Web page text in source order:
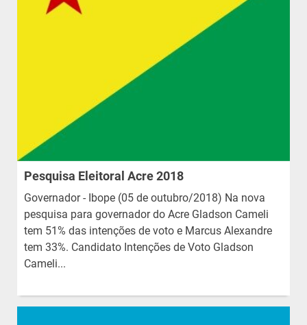
Pesquisa Eleitoral Acre 2018
Governador - Ibope (05 de outubro/2018) Na nova
pesquisa para governador do Acre Gladson Cameli
tem 51% das intenções de voto e Marcus Alexandre
tem 33%. Candidato Intenções de Voto Gladson
Cameli...